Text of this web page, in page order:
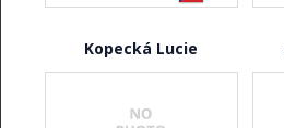
Kopecká Lucie